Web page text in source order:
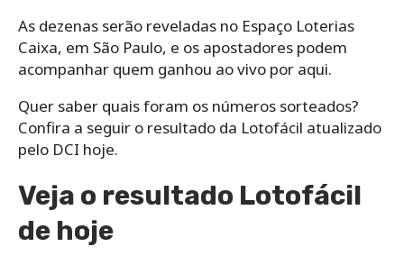
As dezenas serão reveladas no Espaço Loterias
Caixa, em São Paulo, e os apostadores podem
acompanhar quem ganhou ao vivo por aqui.
Quer saber quais foram os números sorteados?
Confira a seguir o resultado da Lotofácil atualizado
pelo DCI hoje.
Veja o resultado Lotofácil
de hoje